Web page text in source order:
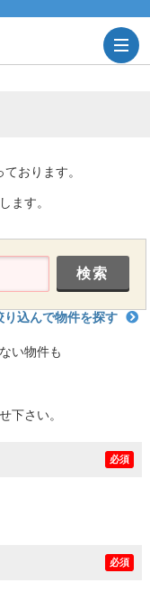
おります。
ます。
り込んで物件を探す
い物件も
下さい。
必須
必須